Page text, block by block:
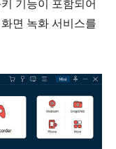
기능이 포함되어
면 녹화 서비스를